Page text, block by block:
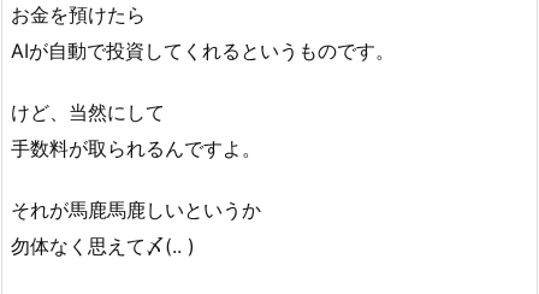
お金を預けたら
AIが自動で投資してくれるというものです。
けど、当然にして
手数料が取られるんですよ。
それが馬鹿馬鹿しいというか
勿体なく思えて〆(.. )